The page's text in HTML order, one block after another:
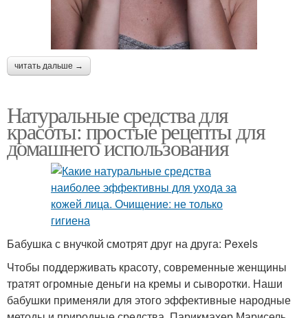
читать дальше →
Натуральные средства для
красоты: простые рецепты для
домашнего использования
Бабушка с внучкой смотрят друг на друга: Pexels
Чтобы поддерживать красоту, современные женщины
тратят огромные деньги на кремы и сыворотки. Наши
бабушки применяли для этого эффективные народные